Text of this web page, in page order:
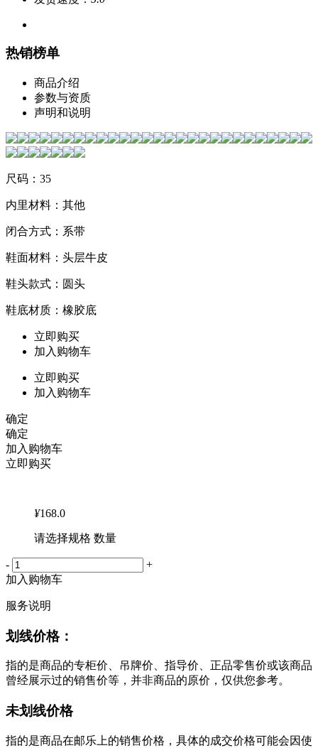
热销榜单
商品介绍
参数与资质
声明和说明
尺码：35
内里材料：其他
闭合方式：系带
鞋面材料：头层牛皮
鞋头款式：圆头
鞋底材质：橡胶底
立即购买
加入购物车
立即购买
加入购物车
确定
确定
加入购物车
立即购买
¥168.0
请选择规格 数量
-
+
加入购物车
服务说明
划线价格：
指的是商品的专柜价、吊牌价、指导价、正品零售价或该商品
曾经展示过的销售价等，并非商品的原价，仅供您参考。
未划线价格
指的是商品在邮乐上的销售价格，具体的成交价格可能会因使